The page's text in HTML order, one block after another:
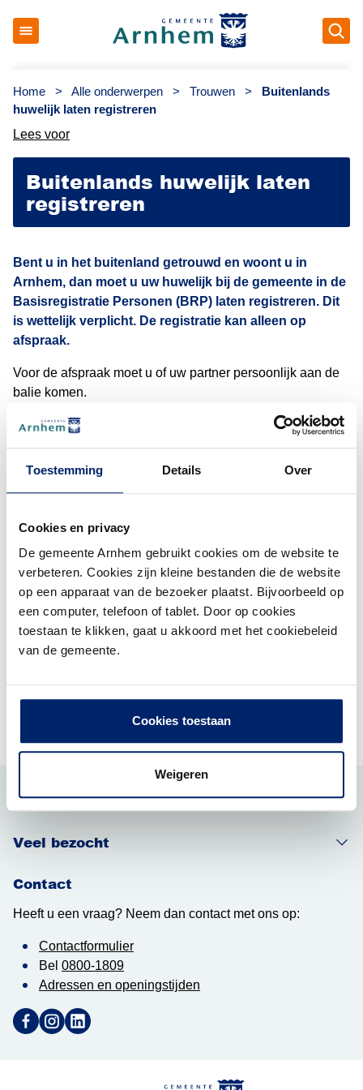
Toestemming Details Over
Cookies en privacy
De gemeente Arnhem gebruikt cookies om de website te
verbeteren. Cookies zijn kleine bestanden die de website
op een apparaat van de bezoeker plaatst. Bijvoorbeeld op
een computer, telefoon of tablet. Door op cookies
toestaan te klikken, gaat u akkoord met het cookiebeleid
van de gemeente.
Cookies toestaan
Weigeren
Home > Alle onderwerpen > Trouwen >
Buitenlands
huwelijk laten registreren
Lees voor
Buitenlands huwelijk laten
registreren
Bent u in het buitenland getrouwd en woont u in
Arnhem, dan moet u uw huwelijk bij de gemeente in de
Basisregistratie Personen (BRP) laten registreren. Dit
is wettelijk verplicht. De registratie kan alleen op
afspraak.
Voor de afspraak moet u of uw partner persoonlijk aan de
balie komen.
Afspraak maken
Meenemen naar de afspraak
De ingevuldeVerklaring van een in het buitenland
voltrokken huwelijk (pdf, 641.28 kB)
. U moet de
verklaring allebei ondertekenen.
De originele huwelijksakte, die voldoet aan
de eisen
voor legalisatie en vertaling.
Kosten
Het laten registreren van een buitenlands huwelijk is
gratis.
Snel regelen
Veel bezocht
Contact
Heeft u een vraag? Neem dan contact met ons op:
Contactformulier
Bel 0800-1809
Adressen en openingstijden